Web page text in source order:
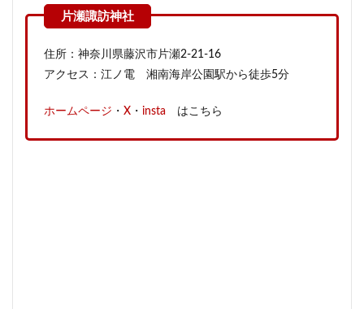
住所：神奈川県藤沢市片瀬2-21-16
アクセス：江ノ電 湘南海岸公園駅から徒歩5分
ホームページ ・ X ・ insta はこちら